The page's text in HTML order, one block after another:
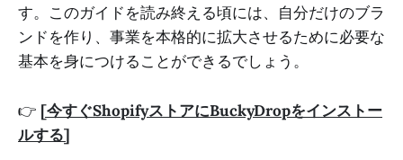
す。このガイドを読み終える頃には、自分だけのブラ
ンドを作り、事業を本格的に拡大させるために必要な
基本を身につけることができるでしょう。
👉 [今すぐShopifyストアにBuckyDropをインストー
ルする]